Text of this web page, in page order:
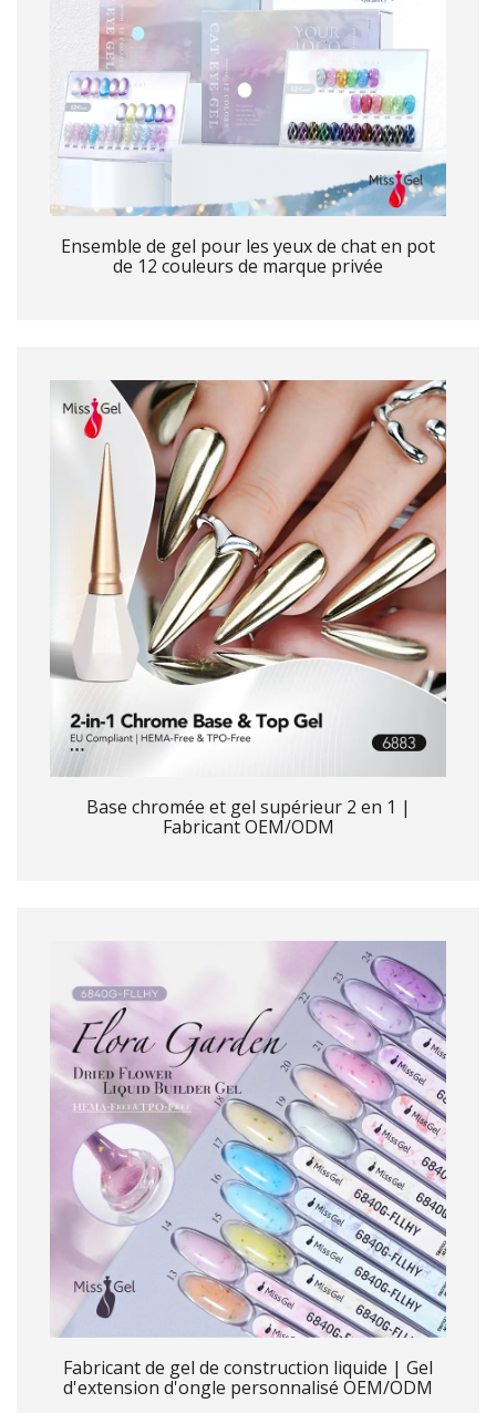
Ensemble de gel pour les yeux de chat en pot
de 12 couleurs de marque privée
Base chromée et gel supérieur 2 en 1 |
Fabricant OEM/ODM
Fabricant de gel de construction liquide | Gel
d'extension d'ongle personnalisé OEM/ODM